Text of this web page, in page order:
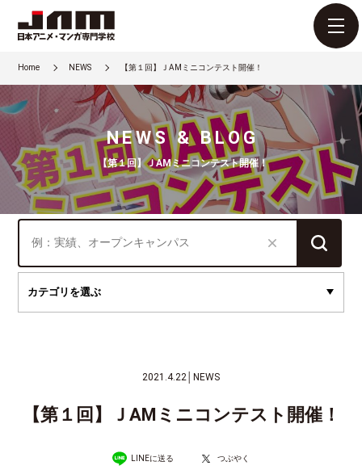
Home NEWS 【第１回】ＪAMミニコンテスト開催！
NEWS & BLOG
【第１回】ＪAMミニコンテスト開催！
2021.4.22 NEWS
【第１回】ＪAMミニコンテスト開催！
LINEに送る つぶやく